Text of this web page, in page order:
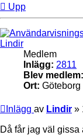
Upp
Lindir
Medlem
Inlägg: 2811
Blev medlem:
Ort: Göteborg
Inlägg av Lindir »
Då får jag väl gissa